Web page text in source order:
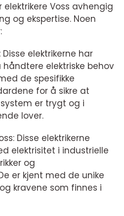
elektrikere Voss avhengig
og ekspertise. Noen
Disse elektrikerne har
elektriske behov
de spesifikke
for å sikre at
er trygt og i
lover.
Disse elektrikerne
elektrisitet i industrielle
og
er kjent med de unike
kravene som finnes i